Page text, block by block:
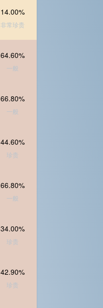
14.00%
非常珍贵
64.60%
一般
66.80%
一般
44.60%
珍贵
66.80%
一般
34.00%
珍贵
42.90%
珍贵